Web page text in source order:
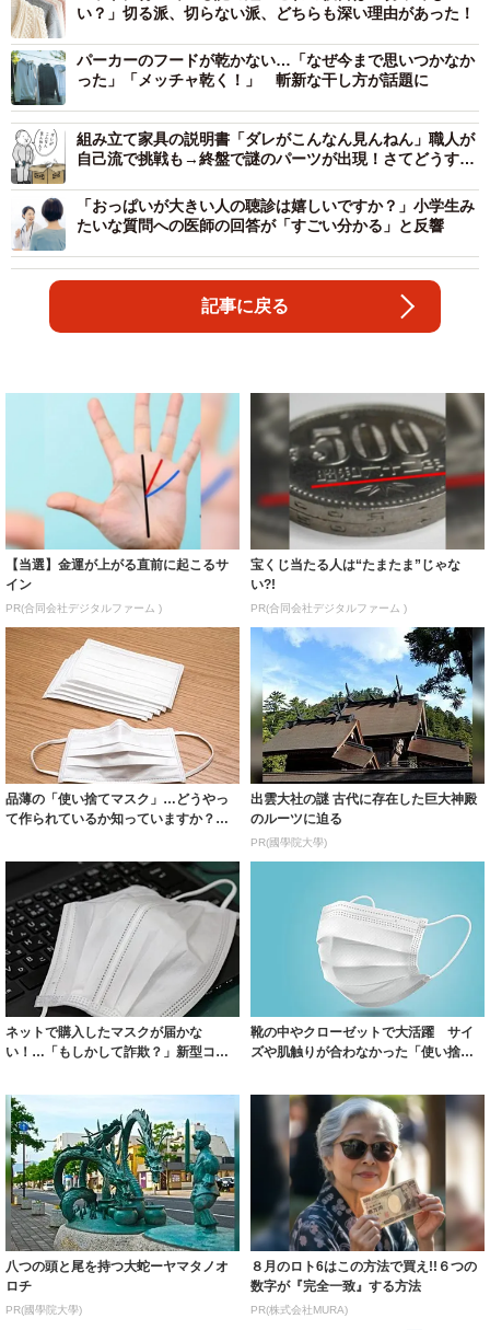
い？」切る派、切らない派、どちらも深い理由があった！
パーカーのフードが乾かない…「なぜ今まで思いつかなか
った」「メッチャ乾く！」 斬新な干し方が話題に
組み立て家具の説明書「ダレがこんなん見んねん」職人が
自己流で挑戦も→終盤で謎のパーツが出現！さてどうす
「おっぱいが大きい人の聴診は嬉しいですか？」小学生み
たいな質問への医師の回答が「すごい分かる」と反響
記事に戻る
【当選】金運が上がる直前に起こるサ
イン
PR(合同会社デジタルファーム )
宝くじ当たる人は“たまたま”じゃな
い?!
PR(合同会社デジタルファーム )
品薄の「使い捨てマスク」…どうやっ
て作られているか知っていますか？
出雲大社の謎 古代に存在した巨大神殿
のルーツに迫る
PR(國學院大學)
ネットで購入したマスクが届かな
い！…「もしかして詐欺？」新型コロ
靴の中やクローゼットで大活躍 サイ
ズや肌触りが合わなかった「使い捨て
八つの頭と尾を持つ大蛇ーヤマタノオ
ロチ
PR(國學院大學)
８月のロト6はこの方法で買え!!６つの
数字が『完全一致』する方法
PR(株式会社MURA)